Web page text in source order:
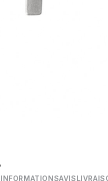
INFORMATIONSAVIS